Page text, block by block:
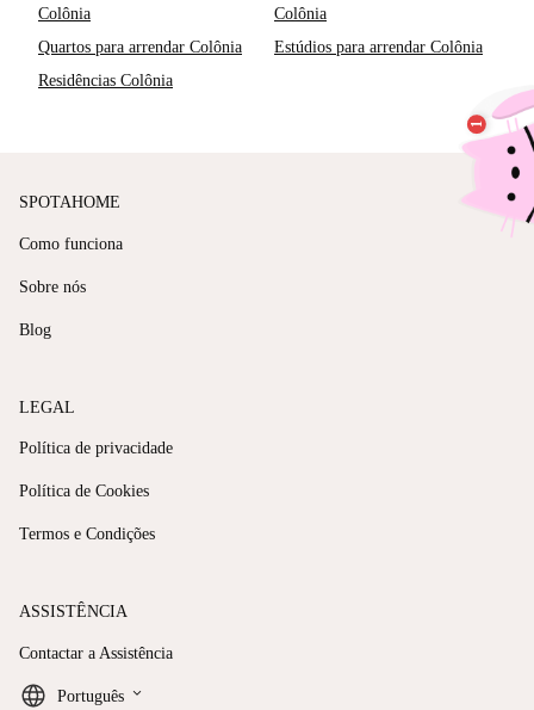
Colônia
Colônia
Quartos para arrendar Colônia
Estúdios para arrendar Colônia
Residências Colônia
SPOTAHOME
Como funciona
Sobre nós
Blog
LEGAL
Política de privacidade
Política de Cookies
Termos e Condições
ASSISTÊNCIA
Contactar a Assistência
Português keyboard_arrow_down